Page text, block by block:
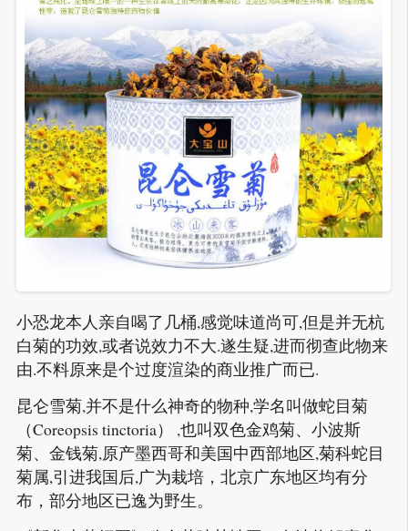
小恐龙本人亲自喝了几桶,感觉味道尚可,但是并无杭
白菊的功效,或者说效力不大.遂生疑,进而彻查此物来
由.不料原来是个过度渲染的商业推广而已.
昆仑雪菊,并不是什么神奇的物种,学名叫做蛇目菊
（Coreopsis tinctoria） ,也叫双色金鸡菊、小波斯
菊、金钱菊,原产墨西哥和美国中西部地区,菊科蛇目
菊属,引进我国后,广为栽培，北京广东地区均有分
布，部分地区已逸为野生。